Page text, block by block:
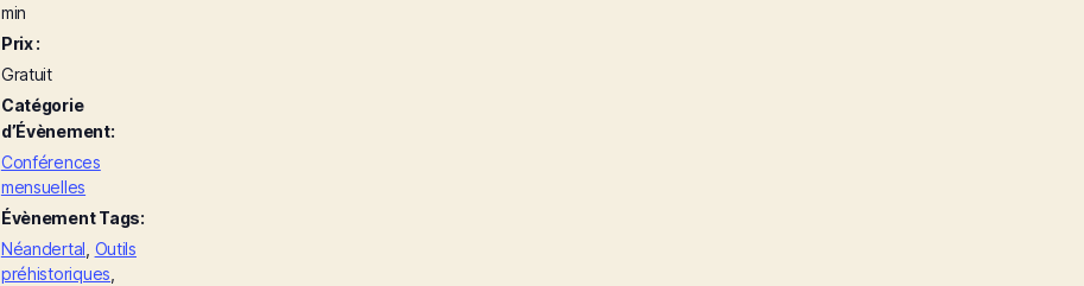
min
Prix :
Gratuit
Catégorie
d’Évènement:
Conférences
mensuelles
Évènement Tags:
Néandertal Outils
préhistoriques